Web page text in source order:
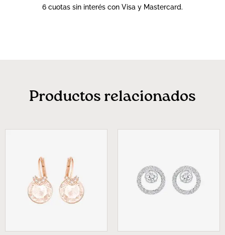
6 cuotas sin interés con Visa y Mastercard.
Productos relacionados